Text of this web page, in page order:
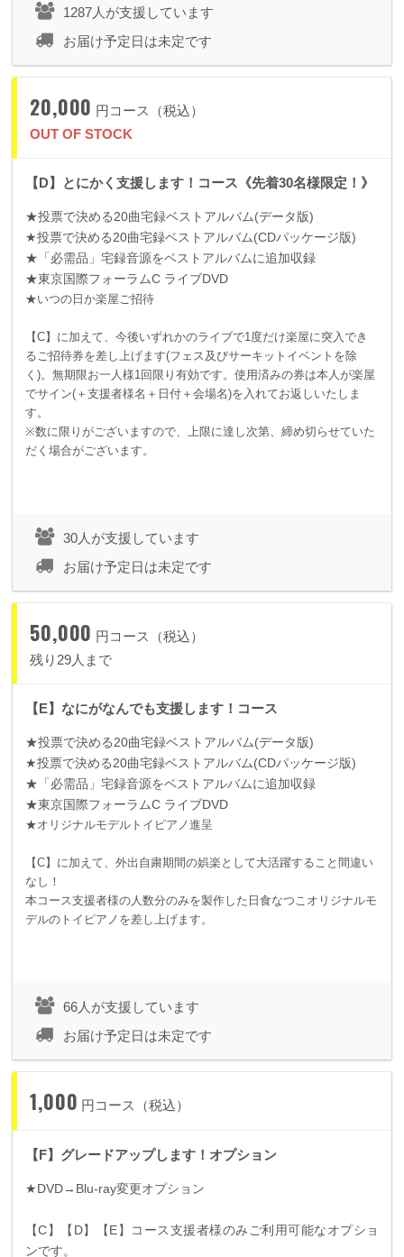
1287人が支援しています
お届け予定日は未定です
20,000 円コース（税込）
OUT OF STOCK
【D】とにかく支援します！コース《先着30名様限定！》
★投票で決める20曲宅録ベストアルバム(データ版)
★投票で決める20曲宅録ベストアルバム(CDパッケージ版)
★「必需品」宅録音源をベストアルバムに追加収録
★東京国際フォーラムC ライブDVD
★いつの日か楽屋ご招待
【C】に加えて、今後いずれかのライブで1度だけ楽屋に突入でき
るご招待券を差し上げます(フェス及びサーキットイベントを除
く)。無期限お一人様1回限り有効です。使用済みの券は本人が楽屋
でサイン(＋支援者様名＋日付＋会場名)を入れてお返しいたしま
す。
※数に限りがございますので、上限に達し次第、締め切らせていた
だく場合がございます。
30人が支援しています
お届け予定日は未定です
50,000 円コース（税込）
残り29人まで
【E】なにがなんでも支援します！コース
★投票で決める20曲宅録ベストアルバム(データ版)
★投票で決める20曲宅録ベストアルバム(CDパッケージ版)
★「必需品」宅録音源をベストアルバムに追加収録
★東京国際フォーラムC ライブDVD
★オリジナルモデルトイピアノ進呈
【C】に加えて、外出自粛期間の娯楽として大活躍すること間違い
なし！
本コース支援者様の人数分のみを製作した日食なつこオリジナルモ
デルのトイピアノを差し上げます。
66人が支援しています
お届け予定日は未定です
1,000 円コース（税込）
【F】グレードアップします！オプション
★DVD→ Blu-ray変更オプション
【C】【 D】【E】コース支援者様のみご利用可能なオプショ
ンです。